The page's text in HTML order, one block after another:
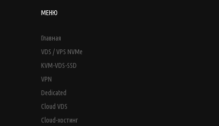
МЕНЮ
Главная
VDS / VPS NVMe
KVM-VDS-SSD
VPN
Dedicated
Cloud VDS
Cloud-хостинг